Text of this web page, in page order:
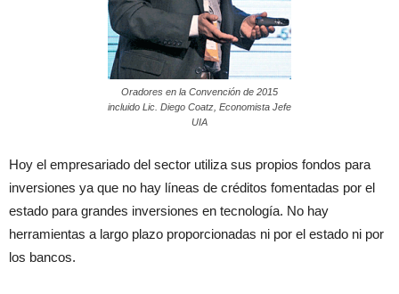
Oradores en la Convención de 2015
incluido Lic. Diego Coatz, Economista Jefe
UIA
Hoy el empresariado del sector utiliza sus propios fondos para
inversiones ya que no hay líneas de créditos fomentadas por el
estado para grandes inversiones en tecnología. No hay
herramientas a largo plazo proporcionadas ni por el estado ni por
los bancos.